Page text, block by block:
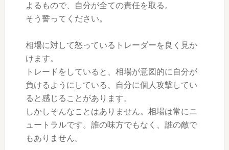
よるもので、自分が全ての責任を取る。
そう誓ってください。
相場に対して怒っているトレーダーを良く見か
けます。
トレードをしていると、相場が意図的に自分が
負けるようにしている、自分に個人攻撃してい
ると感じることがあります。
しかしそんなことはありません。相場は常にニ
ュートラルです。誰の味方でもなく、誰の敵で
もありません。